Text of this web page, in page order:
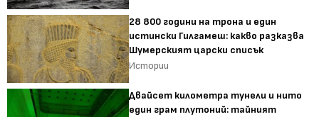
28 800 години на трона и един
истински Гилгамеш: какво разказва
Шумерският царски списък
Истории
Двайсет километра тунели и нито
един грам плутоний: тайният